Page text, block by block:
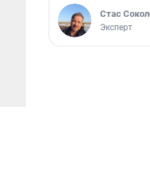
Стас
Эксперт